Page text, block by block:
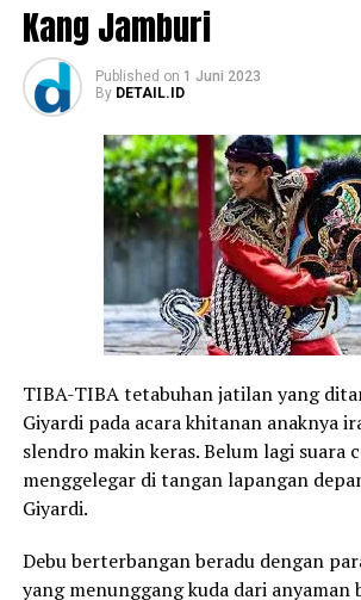
Kang Jamburi
Published on 1 Juni 2023
By DETAIL.ID
TIBA-TIBA tetabuhan jatilan yang
Giyardi pada acara khitanan anaknya
slendro makin keras. Belum lagi suara
menggelegar di tangan lapangan
Giyardi.
Debu berterbangan beradu dengan
yang menunggang kuda dari anyaman